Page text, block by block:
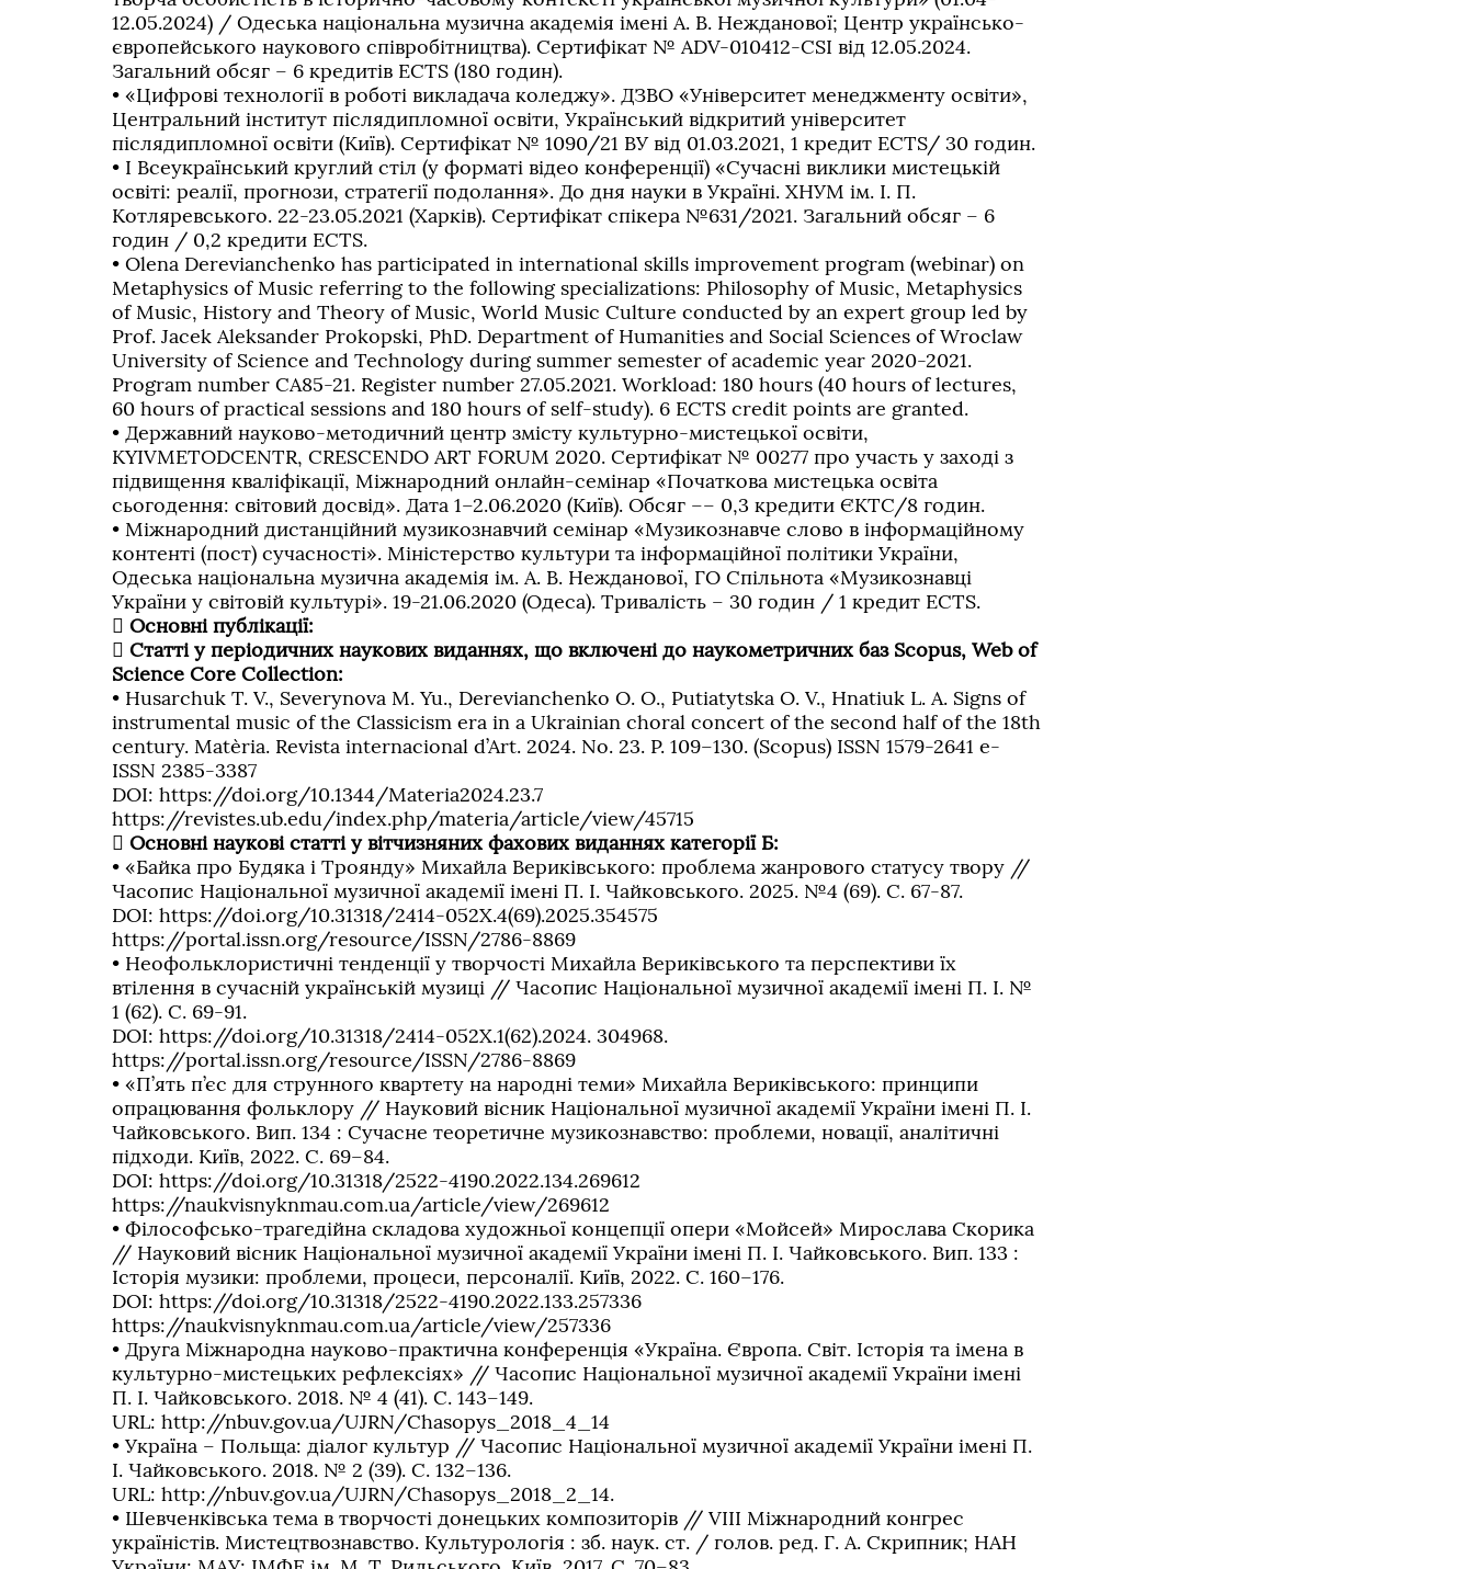
12.05.2024) / Одеська національна музична академія імені А. В. Нежданової; Центр українсько-
європейського наукового співробітництва). Сертифікат № ADV-010412-CSI від 12.05.2024.
Загальний обсяг – 6 кредитів ECTS (180 годин).
• «Цифрові технології в роботі викладача коледжу». ДЗВО «Університет менеджменту освіти»,
Центральний інститут післядипломної освіти, Український відкритий університет
післядипломної освіти (Київ). Сертифікат № 1090/21 ВУ від 01.03.2021, 1 кредит ECTS/ 30 годин.
• І Всеукраїнський круглий стіл (у форматі відео конференції) «Сучасні виклики мистецькій
освіті: реалії, прогнози, стратегії подолання». До дня науки в Україні. ХНУМ ім. І. П.
Котляревського. 22-23.05.2021 (Харків). Сертифікат спікера №631/2021. Загальний обсяг – 6
годин / 0,2 кредити ECTS.
• Olena Derevianchenko has participated in international skills improvement program (webinar) on
Metaphysics of Music referring to the following specializations: Philosophy of Music, Metaphysics
of Music, History and Theory of Music, World Music Culture conducted by an expert group led by
Prof. Jacek Aleksander Prokopski, PhD. Department of Humanities and Social Sciences of Wroclaw
University of Science and Technology during summer semester of academic year 2020-2021.
Program number CA85-21. Register number 27.05.2021. Workload: 180 hours (40 hours of lectures,
60 hours of practical sessions and 180 hours of self-study). 6 ECTS credit points are granted.
• Державний науково-методичний центр змісту культурно-мистецької освіти,
KYIVMETODCENTR, CRESCENDO ART FORUM 2020. Сертифікат № 00277 про участь у заході з
підвищення кваліфікації, Міжнародний онлайн-семінар «Початкова мистецька освіта
сьогодення: світовий досвід». Дата 1–2.06.2020 (Київ). Обсяг –– 0,3 кредити ЄКТС/8 годин.
• Міжнародний дистанційний музикознавчий семінар «Музикознавче слово в інформаційному
контенті (пост) сучасності». Міністерство культури та інформаційної політики України,
Одеська національна музична академія ім. А. В. Нежданової, ГО Спільнота «Музикознавці
України у світовій культурі». 19-21.06.2020 (Одеса). Тривалість – 30 годин / 1 кредит ECTS.
 Основні публікації:
 Статті у періодичних наукових виданнях, що включені до наукометричних баз Scopus, Web of
Science Core Collection:
• Husarchuk T. V., Severynova M. Yu., Derevianchenko O. O., Putiatytska O. V., Hnatiuk L. A. Signs of
instrumental music of the Classicism era in a Ukrainian choral concert of the second half of the 18th
century. Matèria. Revista internacional d’Art. 2024. No. 23. P. 109–130. (Scopus) ISSN 1579-2641 e-
ISSN 2385-3387
DOI: https://doi.org/10.1344/Materia2024.23.7
https://revistes.ub.edu/index.php/materia/article/view/45715
 Основні наукові статті у вітчизняних фахових виданнях категорії Б:
• «Байка про Будяка і Троянду» Михайла Вериківського: проблема жанрового статусу твору //
Часопис Національної музичної академії імені П. І. Чайковського. 2025. №4 (69). С. 67-87.
DOI: https://doi.org/10.31318/2414-052X.4(69).2025.354575
https://portal.issn.org/resource/ISSN/2786-8869
• Неофольклористичні тенденції у творчості Михайла Вериківського та перспективи їх
втілення в сучасній українській музиці // Часопис Національної музичної академії імені П. І. №
1 (62). С. 69-91.
DOI: https://doi.org/10.31318/2414-052X.1(62).2024. 304968.
https://portal.issn.org/resource/ISSN/2786-8869
• «П’ять п’єс для струнного квартету на народні теми» Михайла Вериківського: принципи
опрацювання фольклору // Науковий вісник Національної музичної академії України імені П. І.
Чайковського. Вип. 134 : Сучасне теоретичне музикознавство: проблеми, новації, аналітичні
підходи. Київ, 2022. С. 69–84.
DOI: https://doi.org/10.31318/2522-4190.2022.134.269612
https://naukvisnyknmau.com.ua/article/view/269612
• Філософсько-трагедійна складова художньої концепції опери «Мойсей» Мирослава Скорика
// Науковий вісник Національної музичної академії України імені П. І. Чайковського. Вип. 133 :
Історія музики: проблеми, процеси, персоналії. Київ, 2022. С. 160–176.
DOI: https://doi.org/10.31318/2522-4190.2022.133.257336
https://naukvisnyknmau.com.ua/article/view/257336
• Друга Міжнародна науково-практична конференція «Україна. Європа. Світ. Історія та імена в
культурно-мистецьких рефлексіях» // Часопис Національної музичної академії України імені
П. І. Чайковського. 2018. № 4 (41). С. 143–149.
URL: http://nbuv.gov.ua/UJRN/Chasopys_2018_4_14
• Україна – Польща: діалог культур // Часопис Національної музичної академії України імені П.
І. Чайковського. 2018. № 2 (39). С. 132–136.
URL: http://nbuv.gov.ua/UJRN/Chasopys_2018_2_14.
• Шевченківська тема в творчості донецьких композиторів // VIII Мiжнародний конгрес
українiстiв. Мистецтвознавство. Культурологія : зб. наук. ст. / голов. ред. Г. А. Скрипник; НАН